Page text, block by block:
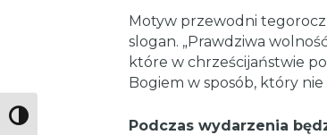
Toggle High Contrast
Motyw przewodni
slogan. „Prawdziwa
które w chrześcijaństwie
Bogiem w sposób, który
Podczas wydarzenia